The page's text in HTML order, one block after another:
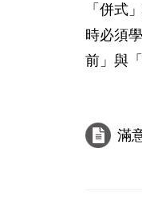
「併式
時必須
前」與
滿